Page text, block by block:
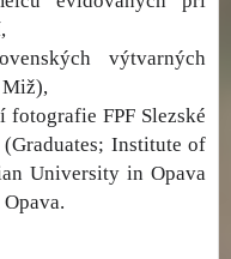
výtvarných
Miž),
FPF Slezské
Institute of
University in Opava